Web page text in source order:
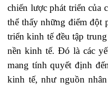
chiến lược phát triển của
thể thấy những điểm đột
triển kinh tế đều tập
nền kinh tế. Đó là các
mang tính quyết định
kinh tế, như nguồn